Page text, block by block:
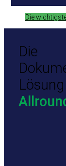
Die
Die